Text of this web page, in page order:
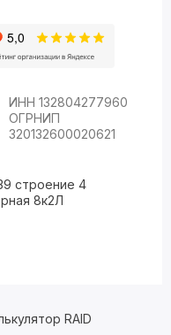
ИНН 132804277960
ОГРНИП
320132600020621
строение 4
8к2Л
RAID